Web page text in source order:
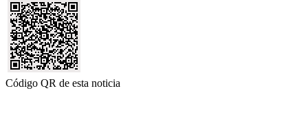
Código QR de esta noticia